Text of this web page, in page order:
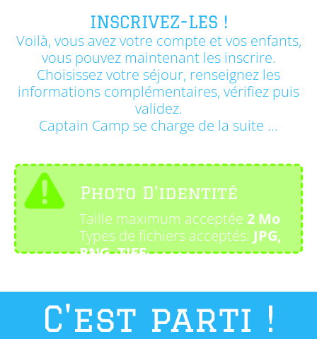
INSCRIVEZ-LES !
Voilà, vous avez votre compte et vos enfants,
vous pouvez maintenant les inscrire.
Choisissez votre séjour, renseignez les
informations complémentaires, vérifiez puis
validez.
Captain Camp se charge de la suite ...
Photo D'identité
Taille maximum acceptée2 Mo
Types de fichiers acceptés: JPG,
PNG, TIFF...
C'est parti !